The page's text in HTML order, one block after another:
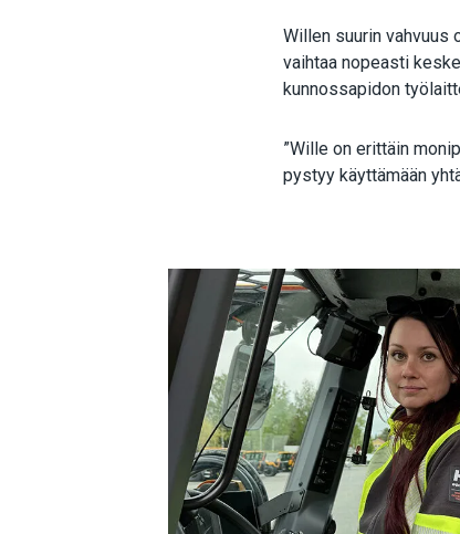
Willen suurin vahvuus
vaihtaa nopeasti
kunnossapidon
”Wille on erittäin
pystyy käyttämään